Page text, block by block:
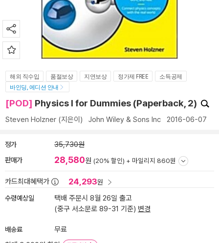
해외 직수입 품절보상 지연보상 정가제 FREE
소득공제
바인딩, 에디션 안내
[POD] Physics I for Dummies (Paperback, 2)
Steven Holzner (지은이) John Wiley & Sons Inc 2016-06-07
정가 35,730원
판매가 28,580원 (20% 할인) + 마일리지 860원
카드최대혜택가 24,293원
수령예상일
택배 주문시 8월 26일 출고
(중구 서소문로 89-31 기준) 변경
배송료
무료